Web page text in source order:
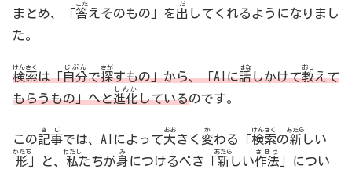
まとめ、「答
こた
えそのもの」を出
だ
してくれるようになりまし
た。
検索
けんさく
は「自分
じぶん
で探
さが
すもの」から、「AIに話
はな
しかけて教
おし
えて
もらうもの」へと進化
しんか
しているのです。
この記事
きじ
では、AIによって大
おお
きく 変
か
わる「検索
けんさく
の新
あたら
しい
形
かたち
」と、 私
わたし
たちが身
み
につけるべき「新
あたら
しい作法
さほう
」につい